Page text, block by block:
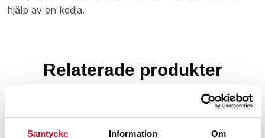
Samtycke Information Om
hjälp av en kedja.
Relaterade produkter